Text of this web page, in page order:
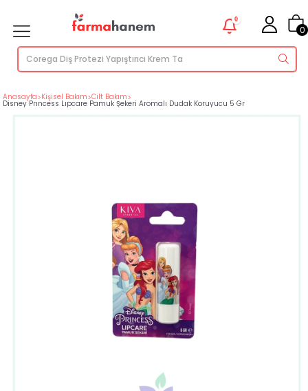
0
0
Anasayfa>Kişisel Bakım>Cilt Bakım>
Disney Prıncess Lıpcare Pamuk Şekeri Aromalı Dudak Koruyucu 5 Gr